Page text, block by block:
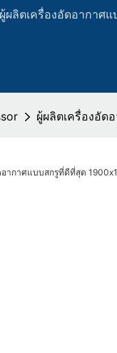
ลิตเครื่องอัดอากาศ
ผู้ผลิตเครื่องอัด